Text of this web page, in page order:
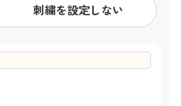
刺繍を設定しない